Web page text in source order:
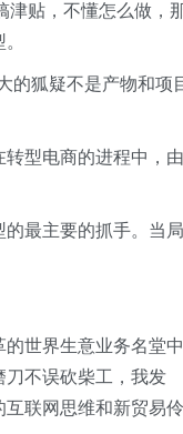
津贴，不懂怎么做，
的狐疑不是产物和项
型电商的进程中，由
最主要的抓手。当局
世界生意业务名堂中
刀不误砍柴工，我发
联网思维和新贸易伶